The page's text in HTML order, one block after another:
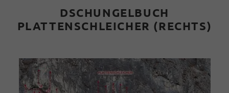
DSCHUNGELBUCH
PLATTENSCHLEICHER (RECHTS)